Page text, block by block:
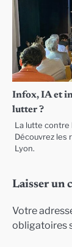
Infox, IA et
lutter ?
La lutte contre
Découvrez les
Lyon.
Laisser un
Votre
obligatoires